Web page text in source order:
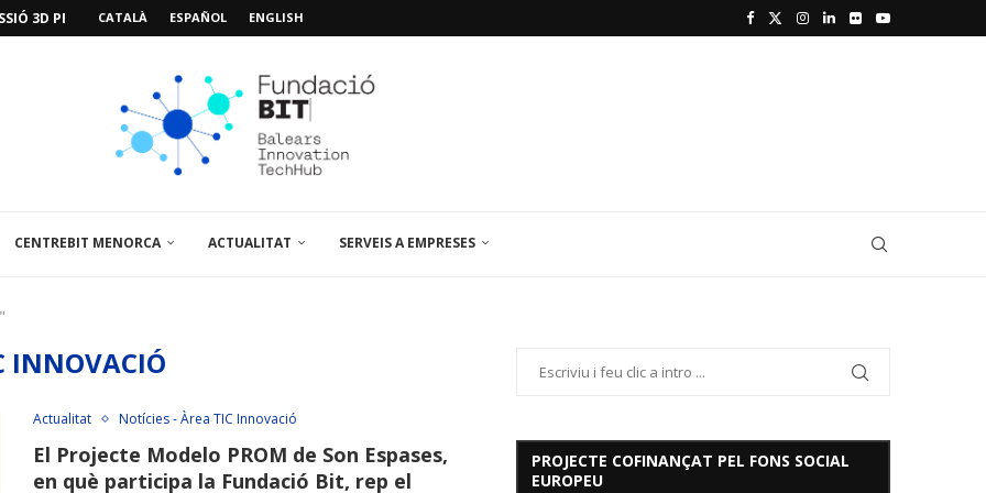
3D PER A...CATALÀ ESPAÑOL ENGLISH
CENTREBIT MENORCA ACTUALITAT SERVEIS A EMPRESES
INNOVACIÓ
Actualitat Notícies - Àrea TIC Innovació
El Projecte Modelo PROM de Son Espases,
en què participa la Fundació Bit, rep el
PROJECTE COFINANÇAT PEL FONS SOCIAL
EUROPEU